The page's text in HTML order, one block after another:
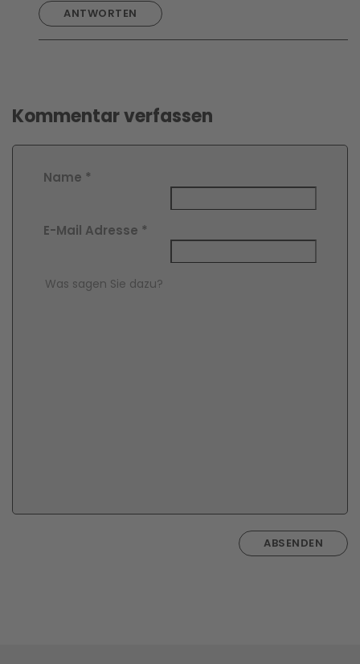
ANTWORTEN
Kommentar verfassen
Name *
E-Mail Adresse *
Comment Text*
ABSENDEN